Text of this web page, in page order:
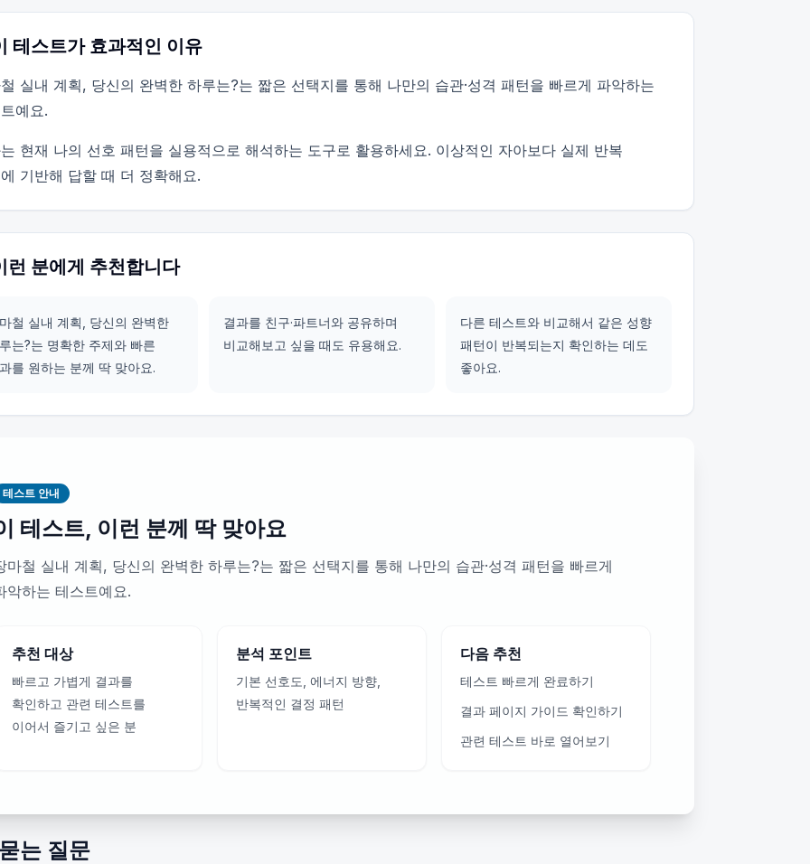
테스트가 효과적인 이유
실내 계획, 당신의 완벽한 하루는?는 짧은 선택지를 통해 나만의 습관·성격 패턴을 빠르게 파악하는
예요.
현재 나의 선호 패턴을 실용적으로 해석하는 도구로 활용하세요. 이상적인 자아보다 실제 반복
기반해 답할 때 더 정확해요.
런 분에게 추천합니다
철 실내 계획, 당신의 완벽한
는?는 명확한 주제와 빠른
를 원하는 분께 딱 맞아요.
결과를 친구·파트너와 공유하며
비교해보고 싶을 때도 유용해요.
다른 테스트와 비교해서 같은 성향
패턴이 반복되는지 확인하는 데도
좋아요.
테스트 안내
테스트, 이런 분께 딱 맞아요
마철 실내 계획, 당신의 완벽한 하루는?는 짧은 선택지를 통해 나만의 습관·성격 패턴을 빠르게
악하는 테스트예요.
추천 대상
빠르고 가볍게 결과를
확인하고 관련 테스트를
이어서 즐기고 싶은 분
분석 포인트
기본 선호도, 에너지 방향,
반복적인 결정 패턴
다음 추천
테스트 빠르게 완료하기
결과 페이지 가이드 확인하기
관련 테스트 바로 열어보기
는 질문